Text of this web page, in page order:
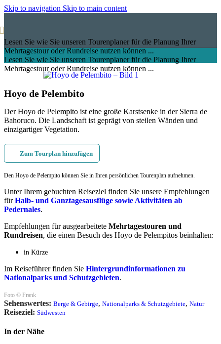
Skip to navigation Skip to main content
Lesen Sie wie Sie unseren Tourenplaner für die Planung Ihrer
Mehrtagestour oder Rundreise nutzen können ...
Lesen Sie wie Sie unseren Tourenplaner für die Planung Ihrer
Mehrtagestour oder Rundreise nutzen können ...
Hoyo de Pelembito
Der Hoyo de Pelempito ist eine große Karstsenke in der Sierra de
Bahoruco. Die Landschaft ist geprägt von steilen Wänden und
einzigartiger Vegetation.
Zum Tourplan hinzufügen
Den Hoyo de Pelempito können Sie in Ihren persönlichen Tourenplan aufnehmen.
Unter Ihrem gebuchten Reiseziel finden Sie unsere Empfehlungen
fürHalb- und Ganztagesausflüge sowie Aktivitäten ab
Pedernales.
Empfehlungen für ausgearbeitete Mehrtagestouren und
Rundreisen, die einen Besuch des Hoyo de Pelempitos beinhalten:
in Kürze
Im Reiseführer finden Sie Hintergrundinformationen zu
Nationalparks und Schutzgebieten.
Foto © Frank
Sehenswertes: Berge & Gebirge, Nationalparks & Schutzgebiete, Natur
Reiseziel: Südwesten
In der Nähe